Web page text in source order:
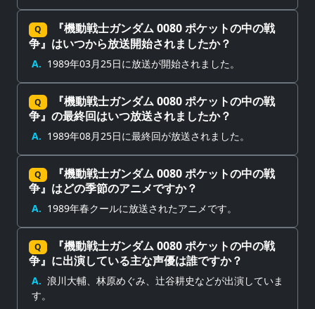
Q
『機動戦士ガンダム 0080 ポケットの中の戦
争』はいつから放送開始されましたか？
A. 1989年03月25日に放送が開始されました。
Q
『機動戦士ガンダム 0080 ポケットの中の戦
争』の最終回はいつ放送されましたか？
A. 1989年08月25日に最終回が放送されました。
Q
『機動戦士ガンダム 0080 ポケットの中の戦
争』はどの季節のアニメですか？
A. 1989年春クールに放送されたアニメです。
Q
『機動戦士ガンダム 0080 ポケットの中の戦
争』に出演している主な声優は誰ですか？
A. 浪川大輔、林原めぐみ、辻谷耕史などが出演していま
す。